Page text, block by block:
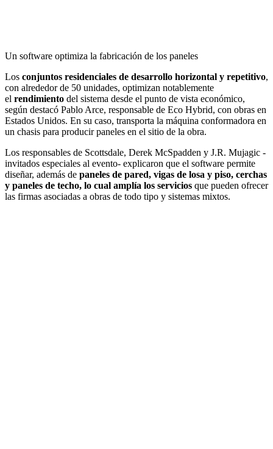
Un software optimiza la fabricación de los paneles
Los conjuntos residenciales de desarrollo horizontal y repetitivo,
con alrededor de 50 unidades, optimizan notablemente
el rendimiento del sistema desde el punto de vista económico,
según destacó Pablo Arce, responsable de Eco Hybrid, con obras en
Estados Unidos. En su caso, transporta la máquina conformadora en
un chasis para producir paneles en el sitio de la obra.
Los responsables de Scottsdale, Derek McSpadden y J.R. Mujagic -
invitados especiales al evento- explicaron que el software permite
diseñar, además de paneles de pared, vigas de losa y piso, cerchas
y paneles de techo, lo cual amplía los servicios que pueden ofrecer
las firmas asociadas a obras de todo tipo y sistemas mixtos.